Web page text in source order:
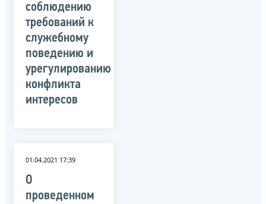
соблюдению
требований к
служебному
поведению и
урегулированию
конфликта
интересов
01.04.2021 17:39
О
проведенном